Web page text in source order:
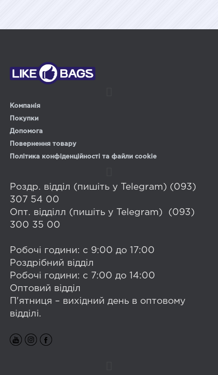
Компанія
Покупки
Допомога
Повернення товару
Політика конфіденційності та файли cookie
Роздр. відділ (пишіть у Telegram) (093)
307 54 00
Опт. відділл (пишіть у Telegram) (093)
300 35 00
Робочі години: с 9:00 до 17:00
Роздрібний відділ
Робочі години: с 7:00 до 14:00
Оптовий відділ
П'ятниця – вихідний день в оптовому
відділі.